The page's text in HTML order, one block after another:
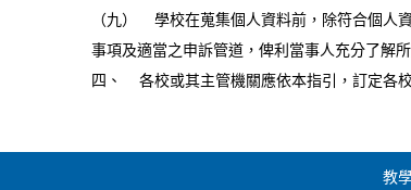
（九） 學校在蒐集個人資料前，除符合個人
事項及適當之申訴管道，俾利當事人充分了解
四、 各校或其主管機關應依本指引，訂定各
教